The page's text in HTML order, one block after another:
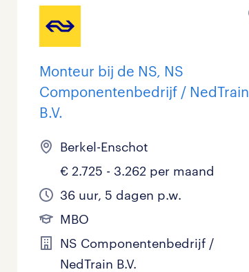
Monteur bij de NS, NS
Componentenbedrijf / NedTrain
B.V.
Berkel-Enschot
€ 2.725 - 3.262 per maand
36 uur, 5 dagen p.w.
MBO
NS Componentenbedrijf /
NedTrain B.V.